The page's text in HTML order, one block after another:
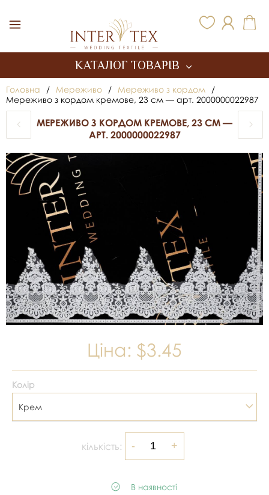
КАТАЛОГ ТОВАРІВ
Головна / Мереживо / Мереживо з кордом
/
Мереживо з кордом кремове, 23 см — арт. 2000000022987
МЕРЕЖИВО З КОРДОМ КРЕМОВЕ, 23 СМ —
АРТ. 2000000022987
Ціна: $3.45
Колір
Крем
кількість:
В наявності